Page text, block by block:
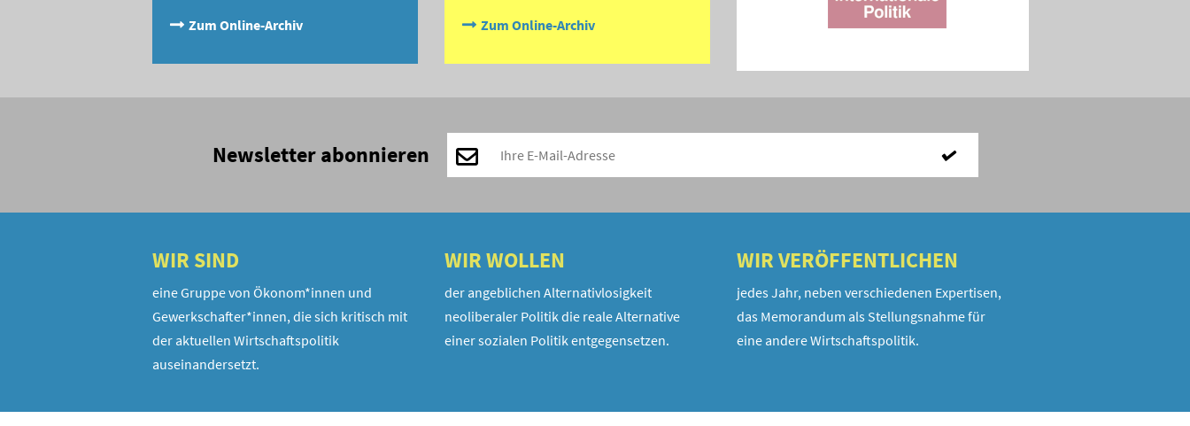
Zum Online-Archiv Zum Online-Archiv
Newsletter abonnieren
WIR SIND
eine Gruppe von Ökonom*innen und
Gewerkschafter*innen, die sich kritisch mit
der aktuellen Wirtschaftspolitik
auseinandersetzt.
WIR WOLLEN
der angeblichen Alternativlosigkeit
neoliberaler Politik die reale Alternative
einer sozialen Politik entgegensetzen.
WIR VERÖFFENTLICHEN
jedes Jahr, neben verschiedenen Expertisen,
das Memorandum als Stellungsnahme für
eine andere Wirtschaftspolitik.